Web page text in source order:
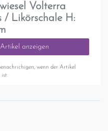
Volterra
/ Likörschale H:
Artikel anzeigen
wenn der Artikel
ist.